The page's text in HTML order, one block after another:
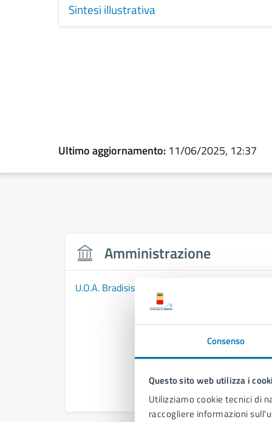
Consenso
Questo sito web utilizza i
Utilizziamo cookie tecnici di
raccogliere informazioni
Sintesi illustrativa
Ultimo aggiornamento: 11/06/2025, 12:37
Amministrazione
U.O.A. Bradisismo